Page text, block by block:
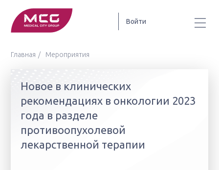
Войти
Главная Мероприятия
Новое в клинических
рекомендациях в онкологии 2023
года в разделе
противоопухолевой
лекарственной терапии